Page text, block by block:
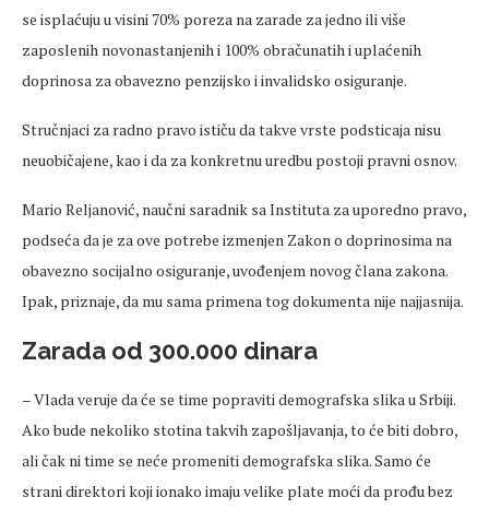
se isplaćuju u visini 70% poreza na zarade za jedno ili više
zaposlenih novonastanjenih i 100% obračunatih i uplaćenih
doprinosa za obavezno penzijsko i invalidsko osiguranje.
Stručnjaci za radno pravo ističu da takve vrste podsticaja nisu
neuobičajene, kao i da za konkretnu uredbu postoji pravni osnov.
Mario Reljanović, naučni saradnik sa Instituta za uporedno pravo,
podseća da je za ove potrebe izmenjen Zakon o doprinosima na
obavezno socijalno osiguranje, uvođenjem novog člana zakona.
Ipak, priznaje, da mu sama primena tog dokumenta nije najjasnija.
Zarada od 300.000 dinara
– Vlada veruje da će se time popraviti demografska slika u Srbiji.
Ako bude nekoliko stotina takvih zapošljavanja, to će biti dobro,
ali čak ni time se neće promeniti demografska slika. Samo će
strani direktori koji ionako imaju velike plate moći da prođu bez